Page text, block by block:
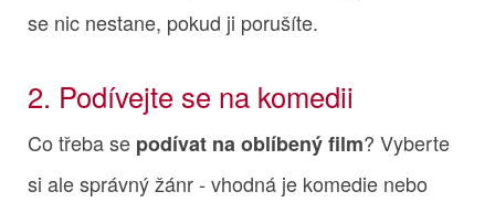
se nic nestane, pokud ji porušíte.
2. Podívejte se na komedii
Co třeba se podívat na oblíbený film? Vyberte
si ale správný žánr - vhodná je komedie nebo